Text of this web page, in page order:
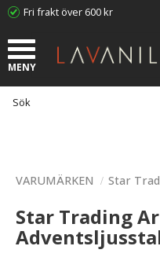
Fri frakt över 600 kr
VARUMÄRKEN Star
Star Trading